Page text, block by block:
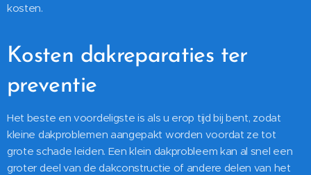
kosten.
Kosten dakreparaties ter
preventie
Het beste en voordeligste is als u erop tijd bij bent, zodat
kleine dakproblemen aangepakt worden voordat ze tot
grote schade leiden. Een klein dakprobleem kan al snel een
groter deel van de dakconstructie of andere delen van het